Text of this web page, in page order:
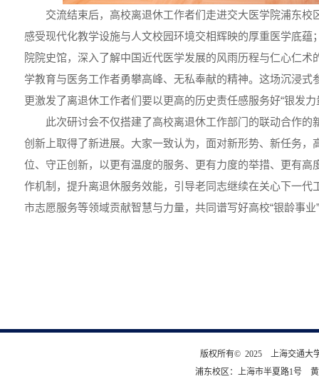
版权所有© 2025 上海交通大
浦东校区：上海市半夏路1号
交流结束后，高校离退休工作者们走进交大医学院浦东校
感受现代化教学设施与人文校园环境交相辉映的厚重医学底蕴
院院史馆，深入了解中国近代医学发展的风雨历程与仁心仁术
学教育与医务工作者勇攀高峰、无私奉献的精神。这场沉浸式
更激发了离退休工作者们要以更高的历史责任感服务好“银发力
此次研讨会不仅搭建了高校离退休工作部门的联动合作的
创新上取得了新进展。大家一致认为，面对新形势、新任务，
位、守正创新，以更有温度的服务、更有力度的举措、更有高
作机制，提升离退休服务效能，引导老同志继续在关心下一代
市志愿服务等领域贡献智慧与力量，共同谱写好高校“银龄事